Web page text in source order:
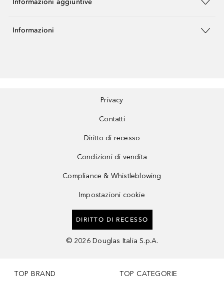
Informazioni aggiuntive
Informazioni
Privacy
Contatti
Diritto di recesso
Condizioni di vendita
Compliance & Whistleblowing
Impostazioni cookie
DIRITTO DI RECESSO
© 2026 Douglas Italia S.p.A.
TOP BRAND TOP CATEGORIE